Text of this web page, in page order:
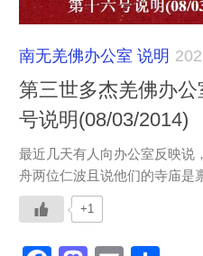
南无羌佛办公室 说明
第三世多杰羌佛办公
号说明(08/03/2014)
最近几天有人向办公室反映说
舟两位仁波且说他们的寺庙是
+1